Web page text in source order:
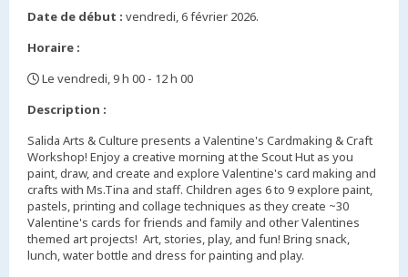
Date de début : vendredi, 6 février 2026.
Horaire :
Le vendredi, 9 h 00 - 12 h 00
Description :
Salida Arts & Culture presents a Valentine's Cardmaking & Craft
Workshop! Enjoy a creative morning at the Scout Hut as you
paint, draw, and create and explore Valentine's card making and
crafts with Ms.Tina and staff. Children ages 6 to 9 explore paint,
pastels, printing and collage techniques as they create ~30
Valentine's cards for friends and family and other Valentines
themed art projects! Art, stories, play, and fun! Bring snack,
lunch, water bottle and dress for painting and play.